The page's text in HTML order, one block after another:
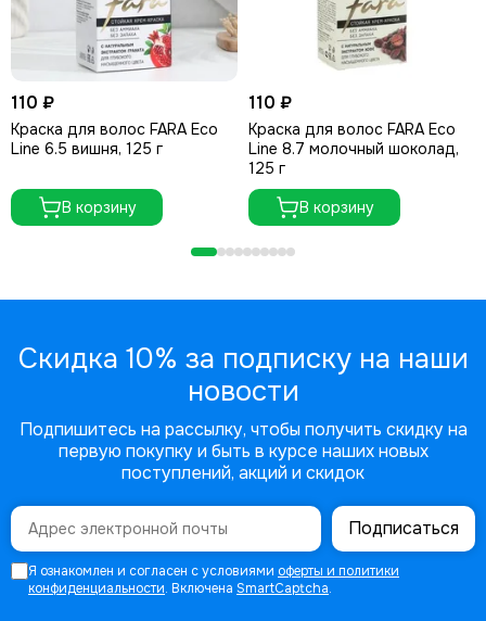
110 ₽
Краска для волос FARA Eco
Line 6.5 вишня, 125 г
В корзину
110 ₽
Краска для волос FARA Eco
Line 8.7 молочный шоколад,
125 г
В корзину
Скидка 10% за подписку на наши
новости
Подпишитесь на рассылку, чтобы получить скидку на
первую покупку и быть в курсе наших новых
поступлений, акций и скидок
Подписаться
Я ознакомлен и согласен с условиями оферты и политики
конфиденциальности. Включена SmartCaptcha.